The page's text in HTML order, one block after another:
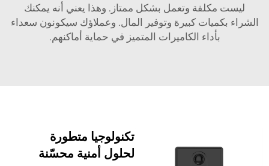
ليست مكلفة وتعمل بشكل ممتاز. وهذا يعني أنه يمكنك
الشراء بكميات كبيرة وتوفير المال. وعملاؤك سيكونون سعداء
بأداء الكاميرات المتميز في حماية أماكنهم.
تكنولوجيا متطورة
لحلول أمنية محسّنة